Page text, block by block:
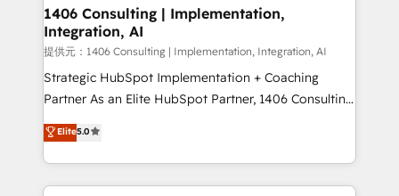
allowing companies to optimize processes and meet
the needs of the customer. We are part of Impresoft
Group, a group of specialized and complementary
companies that divide their offer into 4
Competence Centers: Smart Manufacturing,
The synergies generated by these integrations,
together with the combination of talents, skills,
1406 Consulting | Implementation,
Integration, AI
提供元：1406 Consulting | Implementation, Integration, AI
Strategic HubSpot Implementation + Coaching
Partner As an Elite HubSpot Partner, 1406 Consulting
helps mid-market revenue teams transform how
they sell, market, and serve. We don't just build your
HubSpot—we teach your team to own it, then stay
to help you keep winning. What We Do ⚙️ CRM
Elite5.0